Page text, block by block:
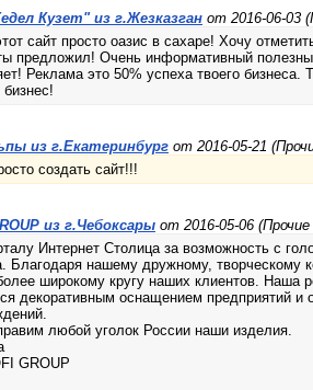
Кузет" из г.Жезказган от 2016-06-03
сайт просто оазис в сахаре! Хочу
предложил! Очень информативный
Реклама это 50% успеха твоего бизнеса.
из г.Екатеринбург от 2016-05-21
создать сайт!!!
из г.Чебоксары от 2016-05-06 (Прочие
Интернет Столица за возможность с
Благодаря нашему дружному, творческому
широкому кругу наших клиентов. Наша
декоративным оснащением предприятий и
любой уголок России наши изделия.
GROUP